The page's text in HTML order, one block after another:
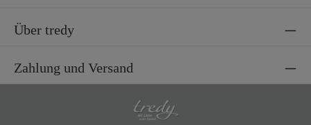
Über tredy
Zahlung und Versand